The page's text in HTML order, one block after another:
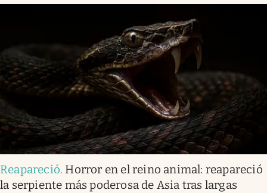
Reapareció. Horror en el reino animal: reapareció
la serpiente más poderosa de Asia tras largas